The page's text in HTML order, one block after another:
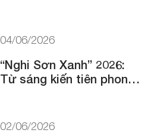
Storage Live Việt Nam
04/06/2026
“Nghi Sơn Xanh” 2026:
Từ sáng kiến tiên phong
trường biển bền vững
02/06/2026